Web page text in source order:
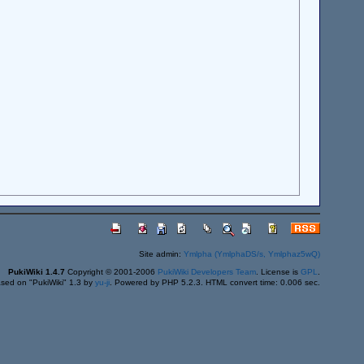
Site admin:Ymlpha (YmlphaDS/s, Ymlphaz5wQ)
PukiWiki 1.4.7 Copyright © 2001-2006 PukiWiki Developers Team . License isGPL
on "PukiWiki" 1.3 byyu-ji . Powered by PHP 5.2.3. HTML convert time: 0.006 sec.